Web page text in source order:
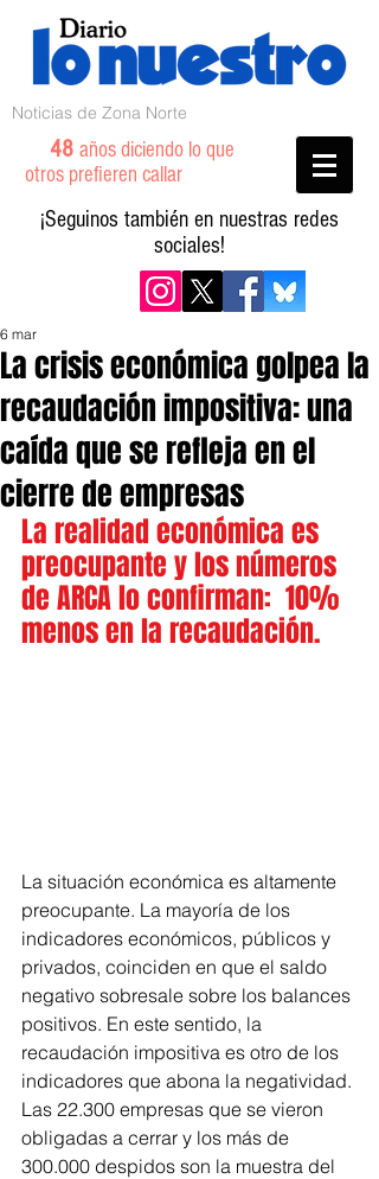
Noticias de Zona Norte
48 años diciendo lo que
otros prefieren callar
¡Seguinos también en nuestras redes
sociales!
La crisis económica golpea la
recaudación impositiva: una
caída que se refleja en el
cierre de empresas
6 mar
La realidad económica es
preocupante y los números
de ARCA lo confirman:  10%
menos en la recaudación.
La situación económica es altamente
preocupante. La mayoría de los
indicadores económicos, públicos y
privados, coinciden en que el saldo
negativo sobresale sobre los balances
positivos. En este sentido, la
recaudación impositiva es otro de los
indicadores que abona la negatividad.
Las 22.300 empresas que se vieron
obligadas a cerrar y los más de
300.000 despidos son la muestra del